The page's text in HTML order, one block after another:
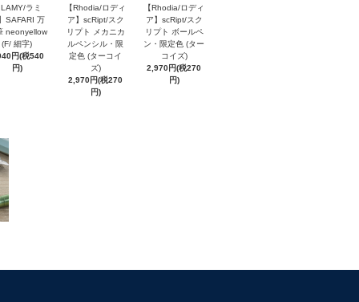
ラミ
SAFARI 万
neonyellow
(F/ 細字)
円(税540
円)
【Rhodia/ロディ
ア】scRipt/スク
リプト メカニカ
ルペンシル・限
定色 (ターコイ
ズ)
2,970円(税270
円)
【Rhodia/ロディ
ア】scRipt/スク
リプト ボールペ
ン・限定色 (ター
コイズ)
2,970円(税270
円)